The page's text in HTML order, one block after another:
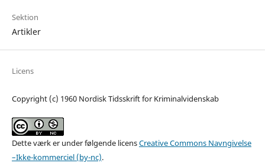
Sektion
Artikler
Licens
Copyright (c) 1960 Nordisk Tidsskrift for Kriminalvidenskab
Dette værk er under følgende licensCreative Commons Navngivelse
–Ikke-kommerciel (by-nc).